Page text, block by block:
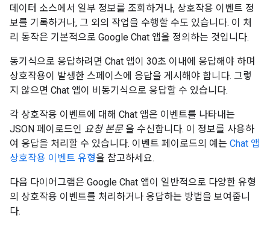
데이터 소스에서 일부 정보를 조회하거나, 상호작용 이벤트 정
보를 기록하거나, 그 외의 작업을 수행할 수도 있습니다. 이 처
리 동작은 기본적으로 Google Chat 앱을 정의하는 것입니다.
동기식으로 응답하려면 Chat 앱이 30초 이내에 응답해야 하며
상호작용이 발생한 스페이스에 응답을 게시해야 합니다. 그렇
지 않으면 Chat 앱이 비동기식으로 응답할 수 있습니다.
각 상호작용 이벤트에 대해 Chat 앱은 이벤트를 나타내는
JSON 페이로드인 요청 본문을 수신합니다. 이 정보를 사용하
여 응답을 처리할 수 있습니다. 이벤트 페이로드의 예는 Chat 앱
상호작용 이벤트 유형을 참고하세요.
다음 다이어그램은 Google Chat 앱이 일반적으로 다양한 유형
의 상호작용 이벤트를 처리하거나 응답하는 방법을 보여줍니
다.